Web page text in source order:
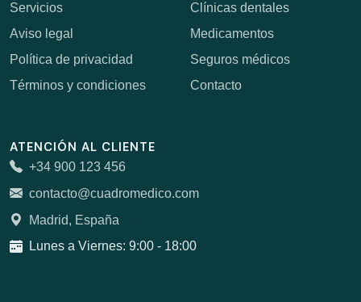
Servicios
Aviso legal
Política de privacidad
Términos y condiciones
Clínicas dentales
Medicamentos
Seguros médicos
Contacto
ATENCIÓN AL CLIENTE
+34 900 123 456
contacto@cuadromedico.com
Madrid, España
Lunes a Viernes: 9:00 - 18:00